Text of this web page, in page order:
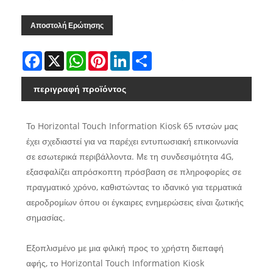
Αποστολή Ερώτησης
Facebook
X WhatsAppPinterestLinkedIn
περιγραφή προϊόντος
Το Horizontal Touch Information Kiosk 65 ιντσών μας
έχει σχεδιαστεί για να παρέχει εντυπωσιακή επικοινωνία
σε εσωτερικά περιβάλλοντα. Με τη συνδεσιμότητα 4G,
εξασφαλίζει απρόσκοπτη πρόσβαση σε πληροφορίες σε
πραγματικό χρόνο, καθιστώντας το ιδανικό για τερματικά
αεροδρομίων όπου οι έγκαιρες ενημερώσεις είναι ζωτικής
σημασίας.
Εξοπλισμένο με μια φιλική προς το χρήστη διεπαφή
αφής, το Horizontal Touch Information Kiosk